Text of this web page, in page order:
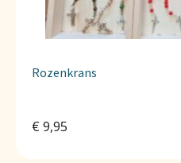
Rozenkrans
€ 9,95